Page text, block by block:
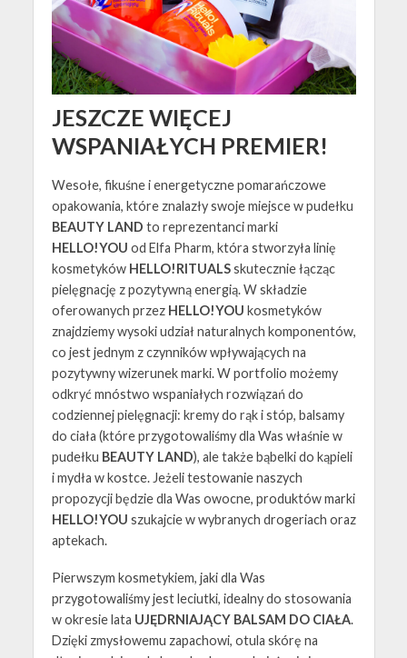
JESZCZE WIĘCEJ
WSPANIAŁYCH PREMIER!
Wesołe, fikuśne i energetyczne pomarańczowe
opakowania, które znalazły swoje miejsce w pudełku
BEAUTY LAND to reprezentanci marki
HELLO!YOU od Elfa Pharm, która stworzyła linię
kosmetyków HELLO!RITUALSskutecznie łącząc
pielęgnację z pozytywną energią. W składzie
oferowanych przez HELLO!YOU kosmetyków
znajdziemy wysoki udział naturalnych komponentów,
co jest jednym z czynników wpływających na
pozytywny wizerunek marki. W portfolio możemy
odkryć mnóstwo wspaniałych rozwiązań do
codziennej pielęgnacji: kremy do rąk i stóp, balsamy
do ciała (które przygotowaliśmy dla Was właśnie w
pudełku BEAUTY LAND), ale także bąbelki do kąpieli
i mydła w kostce. Jeżeli testowanie naszych
propozycji będzie dla Was owocne, produktów marki
HELLO!YOU szukajcie w wybranych drogeriach oraz
aptekach.
Pierwszym kosmetykiem, jaki dla Was
przygotowaliśmy jest leciutki, idealny do stosowania
w okresie lata UJĘDRNIAJĄCY BALSAM DO CIAŁA.
Dzięki zmysłowemu zapachowi, otula skórę na